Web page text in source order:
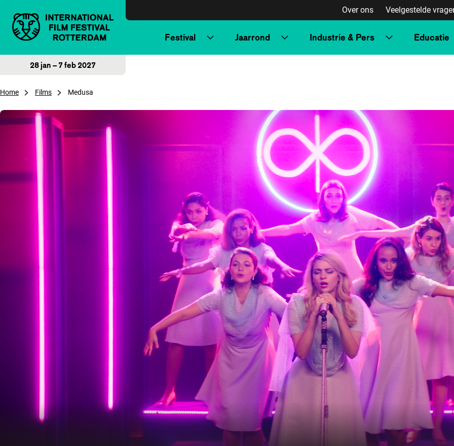
Over ons Veelgestelde
Festival Jaarrond Industrie & Pers Educatie
28 jan – 7 feb 2027
Home Films Medusa